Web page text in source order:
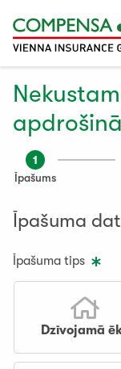
1
Īpašums
Īpašuma
Īpašuma tips
Dzīvojamā